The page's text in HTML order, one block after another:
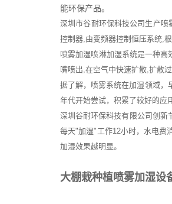
能环保产品。
深圳市谷耐环保科技公司生产
控制器,由变频器控制恒压系统,
喷雾加湿喷淋加湿系统是一种
嘴喷出,在空气中快速扩散,扩散
据了解，喷雾系统在加湿领域，
年代开始尝试，积累了较好的应
深圳谷耐环保科技有限公司创新
每天"加湿"工作12小时，水电费
加湿效果越明显。
大棚栽种植喷雾加湿设